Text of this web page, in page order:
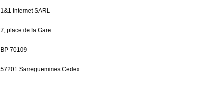
1&1 Internet SARL
7, place de la Gare
BP 70109
57201 Sarreguemines Cedex